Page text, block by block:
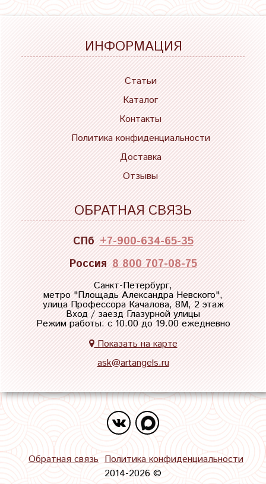
ИНФОРМАЦИЯ
Статьи
Каталог
Контакты
Политика конфиденциальности
Доставка
Отзывы
ОБРАТНАЯ СВЯЗЬ
СПб +7-900-634-65-35
Россия 8 800 707-08-75
Санкт-Петербург,
метро "Площадь Александра Невского",
улица Профессора Качалова, 8М, 2 этаж
Вход / заезд Глазурной улицы
Режим работы: с 10.00 до 19.00 ежедневно
Показать на карте
ask@artangels.ru
Обратная связь Политика конфиденциальности
2014-2026 ©